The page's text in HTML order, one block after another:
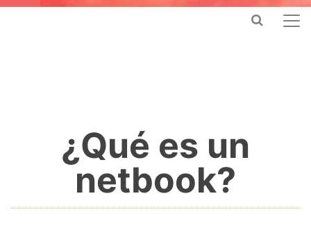
¿Qué es un
netbook?